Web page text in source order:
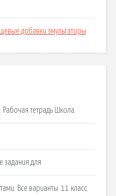
добавки эмульгаторы
Рабочая тетрадь Школа.
задания для
Все варианты. 11 класс.